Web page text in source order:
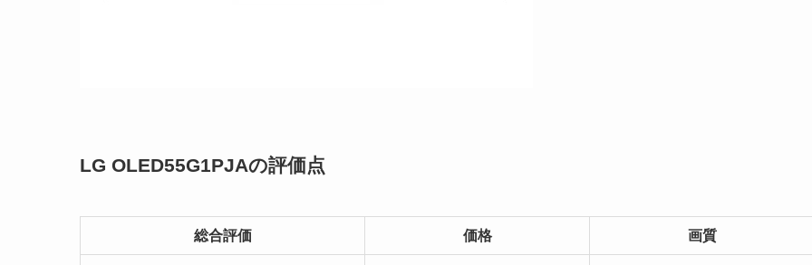
LG OLED55G1PJAの評価点
総合評価 価格 画質